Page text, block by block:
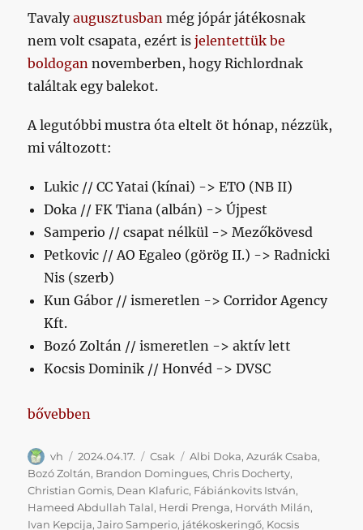
Tavalyaugusztusban még jópár játékosnak
nem volt csapata, ezért isjelentettük be
boldogan novemberben, hogy Richlordnak
találtak egy balekot.
A legutóbbi mustra óta eltelt öt hónap, nézzük,
mi változott:
Lukic // CC Yatai (kínai) -> ETO (NB II)
Doka // FK Tiana (albán) -> Újpest
Samperio // csapat nélkül -> Mezőkövesd
Petkovic // AO Egaleo (görög II.) -> Radnicki
Nis (szerb)
Kun Gábor // ismeretlen -> Corridor Agency
Kft.
Bozó Zoltán // ismeretlen -> aktív lett
Kocsis Dominik // Honvéd -> DVSC
„Mi van veletek Honvédként kieső csapat
bővebben
Szerző
vh Közzétéve
2024.04.17. Kategória
Csak Címke
Albi Doka,Azurák Csaba,
Bozó Zoltán, Brandon Domingues,Chris Docherty,
Christian Gomis, Dean Klafuric, Fábiánkovits István,
Hameed Abdullah Talal, Herdi Prenga, Horváth Milán,
Ivan Kepcija,Jairo Samperio, játékoskeringő, Kocsis